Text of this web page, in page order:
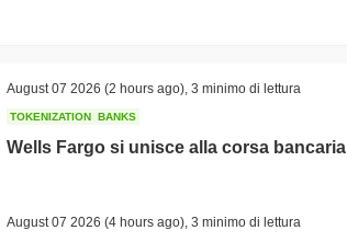
August 07 2026 (2 hours ago) 3 minimo di lettura
TOKENIZATION BANKS
Wells Fargo si unisce alla corsa
August 07 2026 (4 hours ago) 3 minimo di lettura